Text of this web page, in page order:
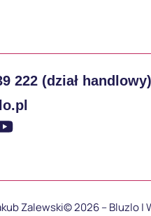
222 (dział handlowy)
Zalewski© 2026 – Bluzlo |